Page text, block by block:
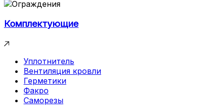
Комплектующие
Уплотнитель
Вентиляция кровли
Герметики
Факро
Саморезы